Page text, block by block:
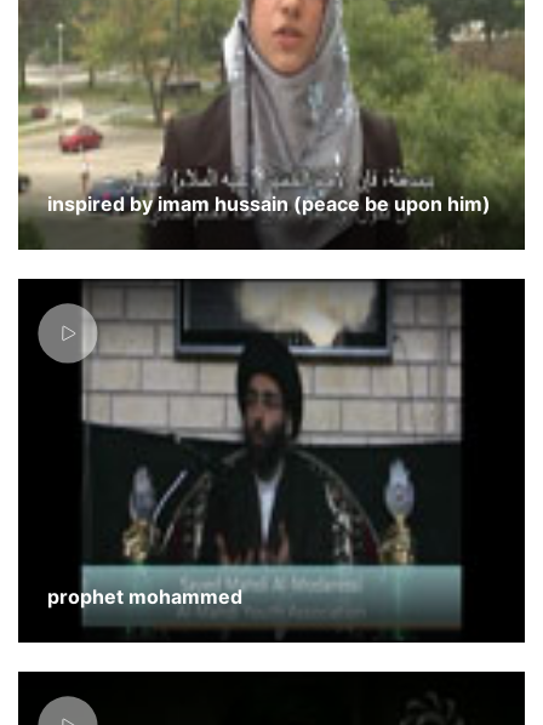
inspired by imam hussain (peace be upon him)
prophet mohammed